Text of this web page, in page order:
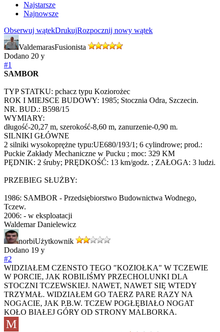
Najstarsze
Najnowsze
Obserwuj wątekDrukujRozpocznij nowy wątek
ValdemarasFusionista
Dodano 20 y
#1
SAMBOR
TYP STATKU: pchacz typu Koziorożec
ROK I MIEJSCE BUDOWY: 1985; Stocznia Odra, Szczecin.
NR. BUD.: B598/15
WYMIARY:
długość-20,27 m, szerokość-8,60 m, zanurzenie-0,90 m.
SILNIKI GŁÓWNE
2 silniki wysokoprężne typu:UE680/193/1; 6 cylindrowe; prod.:
Puckie Zakłady Mechaniczne w Pucku ; moc: 329 KM
PĘDNIK: 2 śruby; PRĘDKOŚĆ: 13 km/godz. ; ZAŁOGA: 3 ludzi.
PRZEBIEG SŁUŻBY:
1986: SAMBOR - Przedsiębiorstwo Budownictwa Wodnego,
Tczew.
2006: - w eksploatacji
Waldemar Danielewicz
norbiUżytkownik
Dodano 19 y
#2
WIDZIAŁEM CZENSTO TEGO "KOZIOŁKA" W TCZEWIE
W PORCIE, JAK ROBILIŚMY PRZECHOLUNKI DLA
STOCZNI TCZEWSKIEJ. NAWET, NAWET SIĘ WTEDY
TRZYMAŁ. WIDZIAŁEM GO TAERZ PARE RAZY NA
NOGACIE, JAK P.B.W. TCZEW POGŁĘBIAŁO NOGAT
KOŁO BIAŁEJ GÓRY OD STRONY MALBORKA.
M